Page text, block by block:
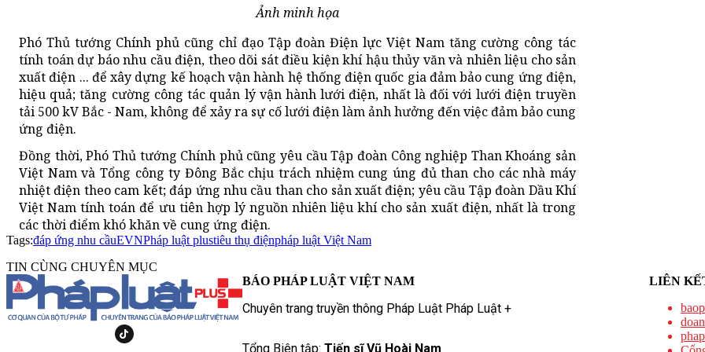
Ảnh minh họa
Phó Thủ tướng Chính phủ cũng chỉ đạo Tập đoàn Điện lực Việt Nam tăng cường công tác
tính toán dự báo nhu cầu điện, theo dõi sát điều kiện khí hậu thủy văn và nhiên liệu cho sản
xuất điện ... để xây dựng kế hoạch vận hành hệ thống điện quốc gia đảm bảo cung ứng điện,
hiệu quả; tăng cường công tác quản lý vận hành lưới điện, nhất là đối với lưới điện truyền
tải 500 kV Bắc - Nam, không để xảy ra sự cố lưới điện làm ảnh hưởng đến việc đảm bảo cung
ứng điện.
Đồng thời, Phó Thủ tướng Chính phủ cũng yêu cầu Tập đoàn Công nghiệp Than Khoáng sản
Việt Nam và Tổng công ty Đông Bắc chịu trách nhiệm cung úng đủ than cho các nhà máy
nhiệt điện theo cam kết; đáp ứng nhu cầu than cho sản xuất điện; yêu cầu Tập đoàn Dầu Khí
Việt Nam tính toán để ưu tiên hợp lý nguồn nhiên liệu khí cho sản xuất điện, nhất là trong
các thời điểm khó khăn về cung ứng điện.
Tags:đáp ứng nhu cầuEVNPháp luật plustiêu thụ điệnpháp luật Việt Nam
TIN CÙNG CHUYÊN MỤC
BÁO PHÁP LUẬT VIỆT NAM
Chuyên trang truyền thông Pháp Luật Pháp Luật +
Tổng Biên tập: Tiến sĩ Vũ Hoài Nam
LIÊN